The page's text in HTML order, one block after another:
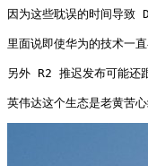
因为这些耽误的时间导致
里面说即使华为的技术一
另外 R2 推迟发布可能还
英伟达这个生态是老黄苦